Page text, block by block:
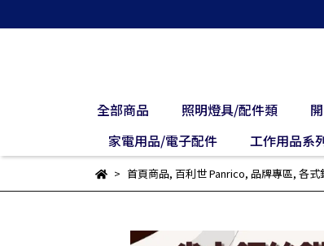
全部商品 照明燈具/配件類
家電用品/電子配件
工作用品系
首頁商品, 百利世 Panrico, 品牌專區, 各式